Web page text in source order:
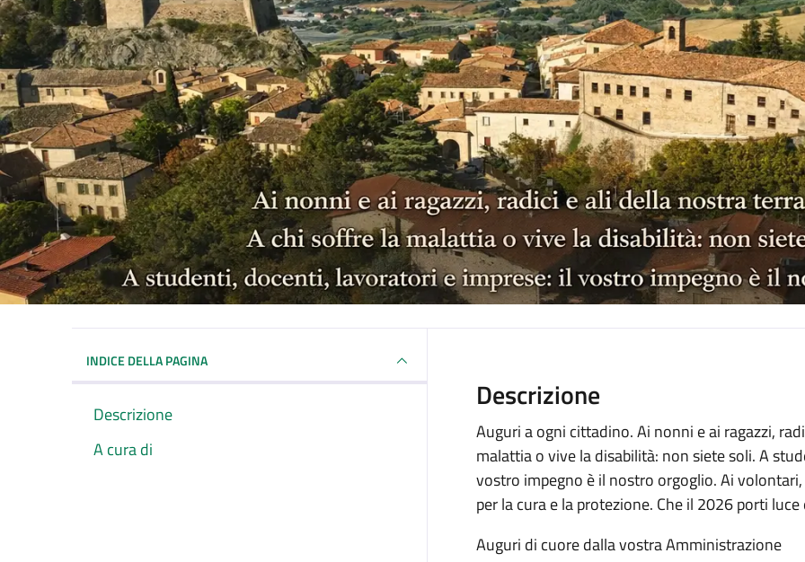
INDICE DELLA PAGINA
Descrizione
A cura di
Descrizione
Auguri a ogni cittadino. Ai nonni e ai ragazzi,
malattia o vive la disabilità: non siete soli. A
vostro impegno è il nostro orgoglio. Ai
per la cura e la protezione. Che il 2026 porti
Auguri di cuore dalla vostra Amministrazione